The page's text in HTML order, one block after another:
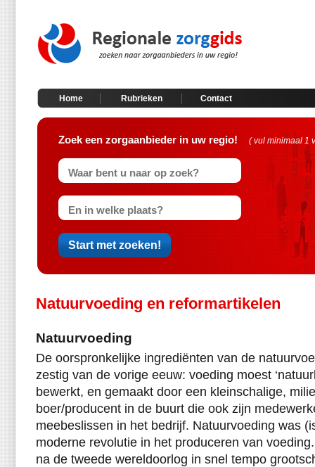
Home Rubrieken Contact
Zoek een zorgaanbieder in uw regio! ( vul minimaal 1
Natuurvoeding en reformartikelen
Natuurvoeding
De oorspronkelijke ingrediënten van de
zestig van de vorige eeuw: voeding moest
bewerkt, en gemaakt door een kleinschalige,
boer/producent in de buurt die ook zijn
meebeslissen in het bedrijf. Natuurvoeding was
moderne revolutie in het produceren van
na de tweede wereldoorlog in snel tempo